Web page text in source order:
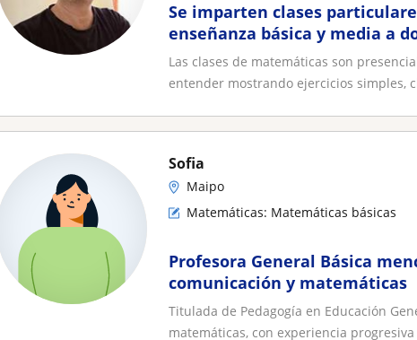
Se imparten clases
enseñanza básica y media a
Bernardo, Calera de Tango
Las clases de matemáticas son
entender mostrando ejercicios simples,
Sofia
Maipo
Matemáticas: Matemáticas básicas
Profesora General Básica
comunicación y matemáticas
Titulada de Pedagogía en Educación
matemáticas, con experiencia